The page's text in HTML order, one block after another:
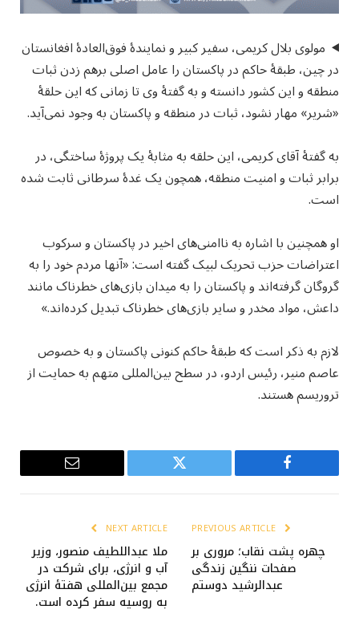
مولوی بلال کریمی، سفیر کبیر و نمایندهٔ فوق‌العادهٔ افغانستان
در چین، طبقهٔ حاکم در پاکستان را عامل اصلی برهم زدن ثبات
منطقه و این کشور دانسته و به گفتهٔ وی تا زمانی که این حلقهٔ
«شریر» مهار نشود، ثبات در منطقه و پاکستان به وجود نمی‌آید.
به گفتهٔ آقای کریمی، این حلقه به مثابهٔ یک پروژهٔ ساختگی، در
برابر ثبات و امنیت منطقه، همچون یک غدهٔ سرطانی ثابت شده
است.
او همچنین با اشاره به ناامنی‌های اخیر در پاکستان و سرکوب
اعتراضات حزب تحریک لبیک گفته است: «آنها مردم خود را به
گروگان گرفته‌اند و پاکستان را به میدان بازی‌های خطرناک مانند
داعش، مواد مخدر و سایر بازی‌های خطرناک تبدیل کرده‌اند.»
لازم به ذکر است که طبقهٔ حاکم کنونی پاکستان و به خصوص
عاصم منیر، رئیس اردو، در سطح بین‌المللی متهم به حمایت از
تروریسم هستند.
Facebook
Twitter
Email
چهره پشت نقاب؛ مروری بر
صفحات ننگین زندگی
عبدالرشید دوستم
NEXT ARTICLE
ملا عبداللطیف منصور، وزیر
آب و انرژی، برای شرکت در
مجمع بین‌المللی هفتهٔ انرژی
به روسیه سفر کرده است.